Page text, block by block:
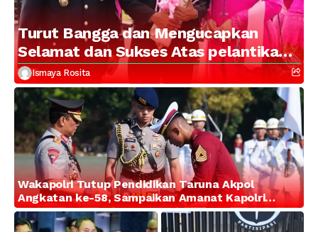
Turut Bangga dan Mengucapkan
Selamat dan Sukses Atas pelantikan
Putra Brigjen Pol Drs, A.M Kamal.
Sebagai Perwira Polri Lulusan AKPOL
2026
Ismaya Rosita
Wakapolri Tutup Pendidikan Taruna Akpol
Angkatan ke-58, Sampaikan Amanat Kapolri
kepada 282 Capaja